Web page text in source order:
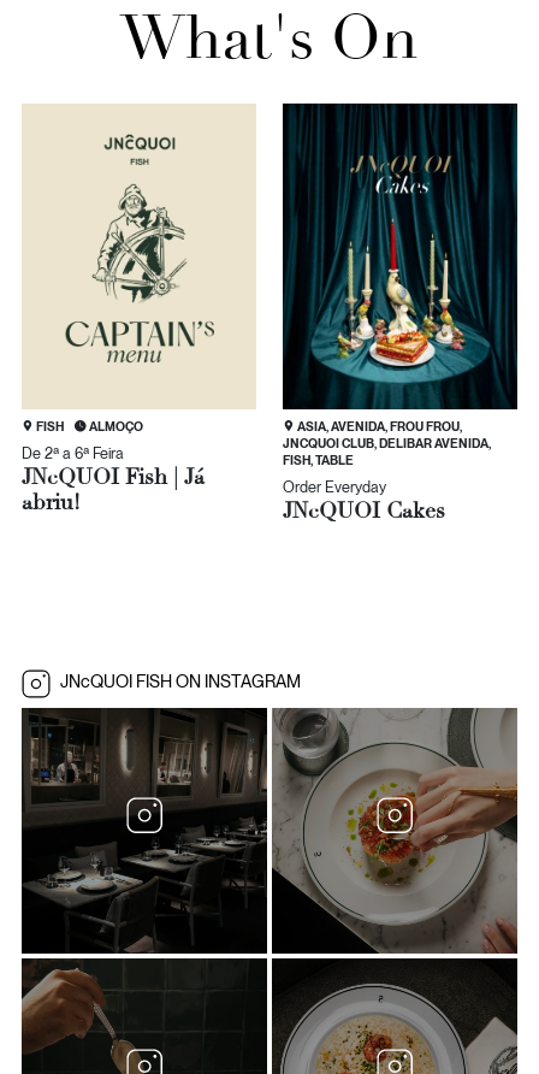
What's On
FISH ALMOÇO
De 2ª a 6ª Feira
JNcQUOI Fish | Já
abriu!
ASIA, AVENIDA, FROU FROU,
JNCQUOI CLUB, DELIBAR AVENIDA,
FISH, TABLE
Order Everyday
JNcQUOI Cakes
JNcQUOI FISH ON INSTAGRAM